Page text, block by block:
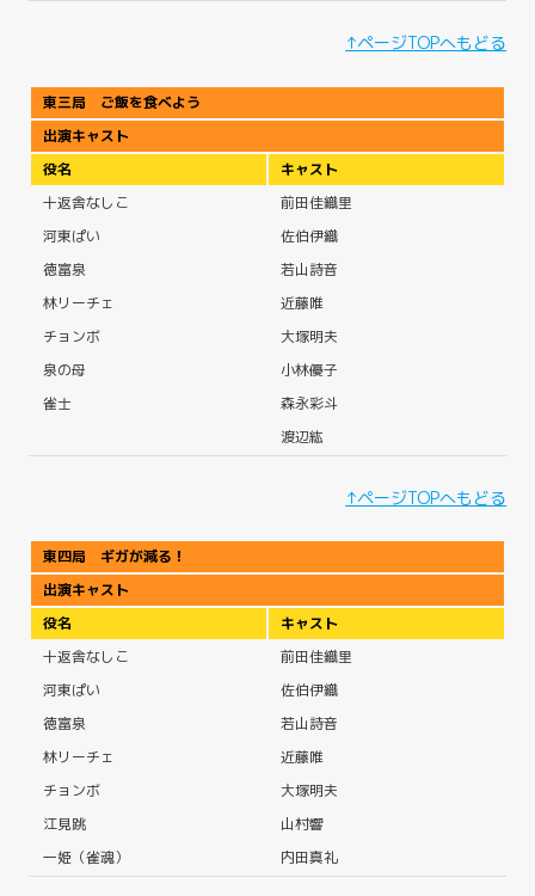
↑ページTOPへもどる
東三局 ご飯を食べよう
出演キャスト
役名
キャスト
十返舎なしこ
前田佳織里
河東ぱい
佐伯伊織
徳富泉
若山詩音
林リーチェ
近藤唯
チョンボ
大塚明夫
泉の母
小林優子
雀士
森永彩斗
渡辺紘
↑ページTOPへもどる
東四局 ギガが減る！
出演キャスト
役名
キャスト
十返舎なしこ
前田佳織里
河東ぱい
佐伯伊織
徳富泉
若山詩音
林リーチェ
近藤唯
チョンボ
大塚明夫
江見跳
山村響
一姫（雀魂）
内田真礼